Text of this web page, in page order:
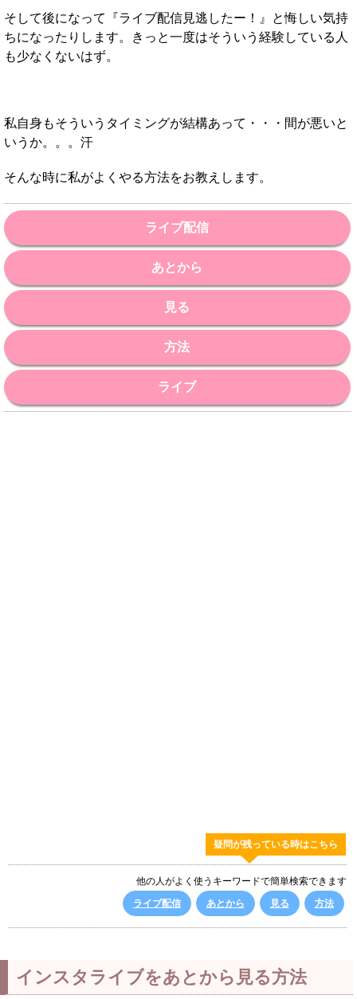
そして後になって『ライブ配信見逃したー！』と悔しい気持
ちになったりします。きっと一度はそういう経験している人
も少なくないはず。
私自身もそういうタイミングが結構あって・・・間が悪いと
いうか。。。汗
そんな時に私がよくやる方法をお教えします。
ライブ配信
あとから
見る
方法
ライブ
疑問が残っている時はこちら
他の人がよく使うキーワードで簡単検索できます
ライブ配信
あとから 見る 方法
インスタライブをあとから見る方法